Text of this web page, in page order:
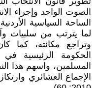
الصوت الواحد وإجراء
الساحة السياسية
لما يترتب من سلبيات
وتراجع مكانته، كما
الحكومة الرئيسية
المسلمين، واسهم هذا
الإجماع العشائري